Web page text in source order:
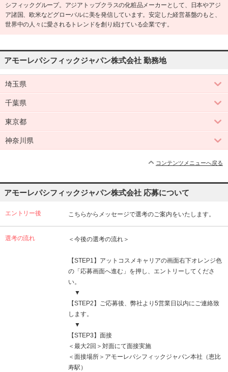
シフィックグループ。アジアトップクラスの化粧品メーカーとして、日本やアジ
ア諸国、欧米などグローバルに美を発信しています。安定した経営基盤のもと、
世界中の人々に愛されるトレンドを創り続けている企業です。
アモーレパシフィックジャパン株式会社 勤務地
埼玉県
千葉県
東京都
神奈川県
コンテンツメニューへ戻る
アモーレパシフィックジャパン株式会社 応募について
エントリー後 こちらからメッセージで選考のご案内をいたします。
選考の流れ ＜今後の選考の流れ＞
【STEP1】アットコスメキャリアの画面右下オレンジ色
の「応募画面へ進む」を押し、エントリーしてくださ
い。
▼
【STEP2】ご応募後、弊社より5営業日以内にご連絡致
します。
▼
【STEP3】面接
＜最大2回＞対面にて面接実施
＜面接場所＞アモーレパシフィックジャパン本社（恵比
寿駅）